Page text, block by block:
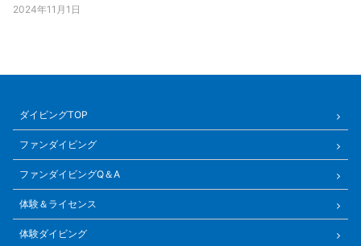
2024年11月1日
ダイビングTOP
ファンダイビング
ファンダイビングQ＆A
体験＆ライセンス
体験ダイビング